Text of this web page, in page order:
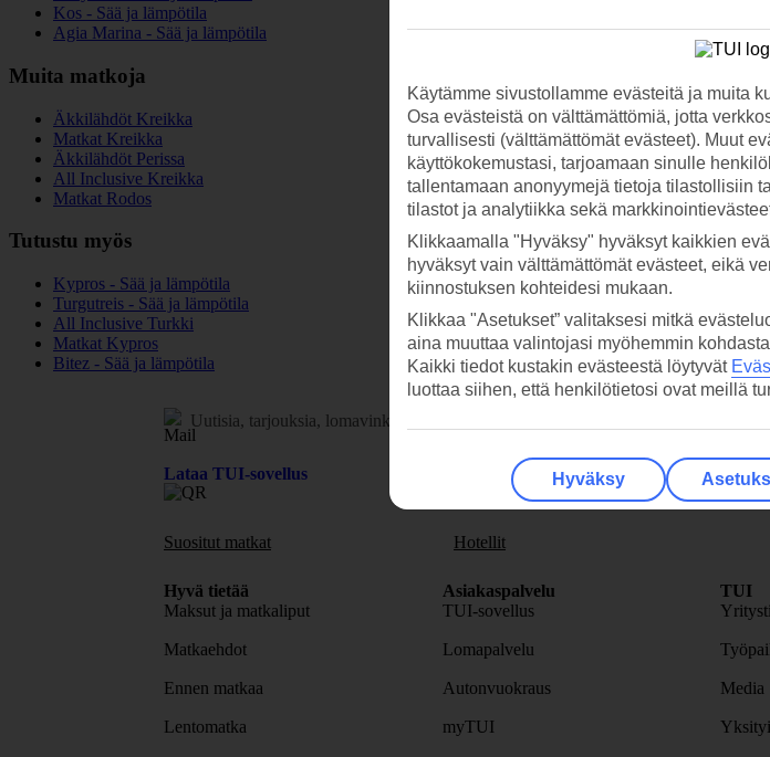
Kos - Sää ja lämpötila
Agia Marina - Sää ja lämpötila
Muita matkoja
Äkkilähdöt Kreikka
Matkat Kreikka
Äkkilähdöt Perissa
All Inclusive Kreikka
Matkat Rodos
Tutustu myös
Kypros - Sää ja lämpötila
Turgutreis - Sää ja lämpötila
All Inclusive Turkki
Matkat Kypros
Bitez - Sää ja lämpötila
Uutisia, tarjouksia, lomavinkkejä.
Lataa TUI-sovellus
Suositut matkat Hotellit
Hyvä tietää
Maksut ja matkaliput
Matkaehdot
Ennen matkaa
Lentomatka
Asiakaspalvelu
TUI-sovellus
Lomapalvelu
Autonvuokraus
myTUI
TUI
Media
Käytämme sivustollamme evästeitä ja muita
Osa evästeistä on välttämättömiä, jotta
turvallisesti (välttämättömät evästeet). Muut
käyttökokemustasi, tarjoamaan sinulle
tallentamaan anonyymejä tietoja tilastollisiin
tilastot ja analytiikka sekä
Klikkaamalla "Hyväksy" hyväksyt kaikkien
hyväksyt vain välttämättömät evästeet, eikä
kiinnostuksen kohteidesi mukaan.
Klikkaa "Asetukset” valitaksesi mitkä
aina muuttaa valintojasi myöhemmin
Kaikki tiedot kustakin evästeestä löytyvät
luottaa siihen, että henkilötietosi ovat meillä
Hyväksy